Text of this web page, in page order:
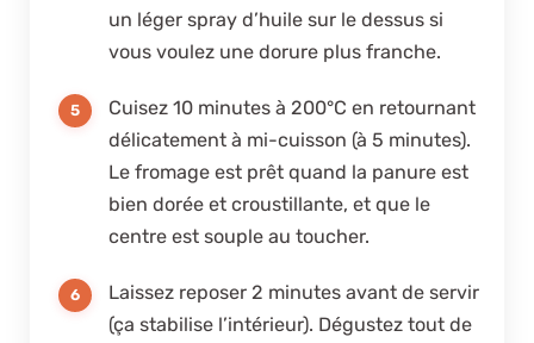
un léger spray d’huile sur le dessus si
vous voulez une dorure plus franche.
Cuisez 10 minutes à 200°C en retournant
délicatement à mi-cuisson (à 5 minutes).
Le fromage est prêt quand la panure est
bien dorée et croustillante, et que le
centre est souple au toucher.
Laissez reposer 2 minutes avant de servir
(ça stabilise l’intérieur). Dégustez tout de